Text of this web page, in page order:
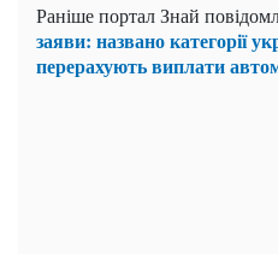
Раніше портал Знай
заяви: названо категорії
перерахують виплати